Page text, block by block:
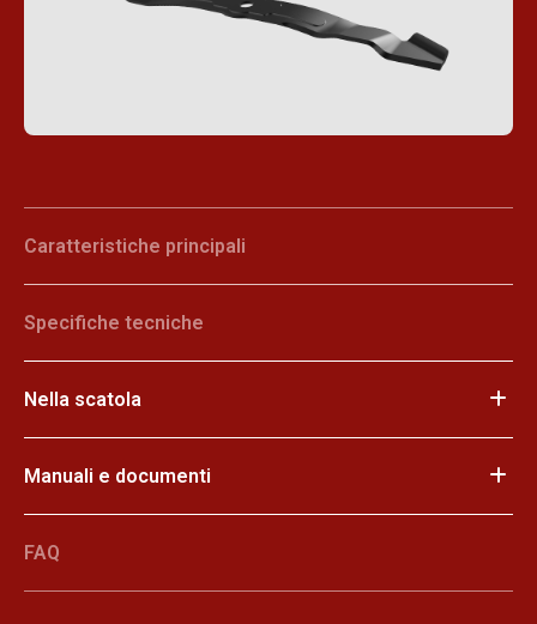
Caratteristiche principali
Specifiche tecniche
Nella scatola
Manuali e documenti
FAQ